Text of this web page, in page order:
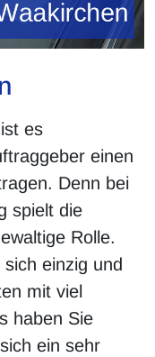
es
einen
Denn bei
spielt die
Rolle.
einzig und
mit viel
haben Sie
ein sehr